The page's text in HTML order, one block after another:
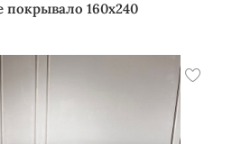
покрывало 160х240